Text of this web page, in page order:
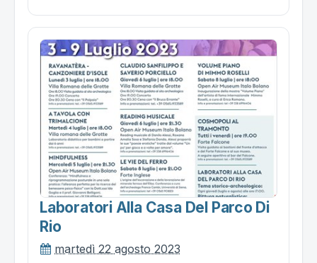
Laboratori Alla Casa Del Parco Di
Rio
martedì 22 agosto 2023